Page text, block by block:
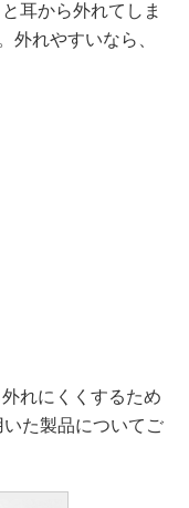
耳から外れてしま
外れやすいなら、
れにくくするため
た製品についてご